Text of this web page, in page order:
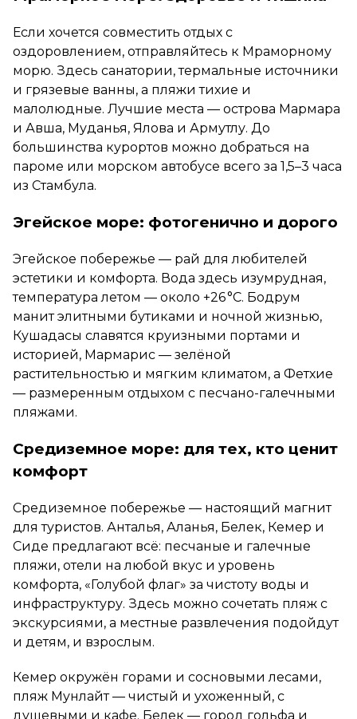
Если хочется совместить отдых с
оздоровлением, отправляйтесь к Мраморному
морю. Здесь санатории, термальные источники
и грязевые ванны, а пляжи тихие и
малолюдные. Лучшие места — острова Мармара
и Авша, Муданья, Ялова и Армутлу. До
большинства курортов можно добраться на
пароме или морском автобусе всего за 1,5–3 часа
из Стамбула.
Эгейское море: фотогенично и дорого
Эгейское побережье — рай для любителей
эстетики и комфорта. Вода здесь изумрудная,
температура летом — около +26 °C. Бодрум
манит элитными бутиками и ночной жизнью,
Кушадасы славятся круизными портами и
историей, Мармарис — зелёной
растительностью и мягким климатом, а Фетхие
— размеренным отдыхом с песчано-галечными
пляжами.
Средиземное море: для тех, кто ценит
комфорт
Средиземное побережье — настоящий магнит
для туристов. Анталья, Аланья, Белек, Кемер и
Сиде предлагают всё: песчаные и галечные
пляжи, отели на любой вкус и уровень
комфорта, «Голубой флаг» за чистоту воды и
инфраструктуру. Здесь можно сочетать пляж с
экскурсиями, а местные развлечения подойдут
и детям, и взрослым.
Кемер окружён горами и сосновыми лесами,
пляж Мунлайт — чистый и ухоженный, с
душевыми и кафе. Белек — город гольфа и